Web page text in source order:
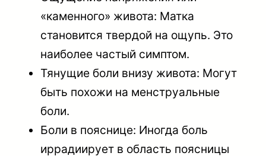
«каменного» живота: Матка
становится твердой на ощупь. Это
наиболее частый симптом.
Тянущие боли внизу живота: Могут
быть похожи на менструальные
боли.
Боли в пояснице: Иногда боль
иррадиирует в область поясницы